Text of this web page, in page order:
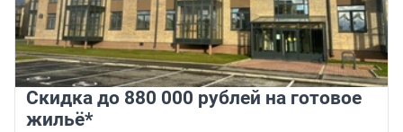
Скидка до 880 000 рублей на готовое
жильё*